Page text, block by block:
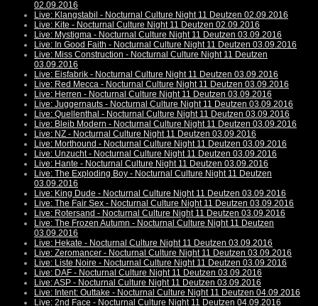
02.09.2016
Live: Klangstabil - Nocturnal Culture Night 11 Deutzen 02.09.2016
Live: Kite - Nocturnal Culture Night 11 Deutzen 02.09.2016
Live: Mystigma - Nocturnal Culture Night 11 Deutzen 03.09.2016
Live: In Good Faith - Nocturnal Culture Night 11 Deutzen 03.09.2016
Live: Miss Construction - Nocturnal Culture Night 11 Deutzen
03.09.2016
Live: Eisfabrik - Nocturnal Culture Night 11 Deutzen 03.09.2016
Live: Red Mecca - Nocturnal Culture Night 11 Deutzen 03.09.2016
Live: Herren - Nocturnal Culture Night 11 Deutzen 03.09.2016
Live: Juggernauts - Nocturnal Culture Night 11 Deutzen 03.09.2016
Live: Quellenthal - Nocturnal Culture Night 11 Deutzen 03.09.2016
Live: Bleib Modern - Nocturnal Culture Night 11 Deutzen 03.09.2016
Live: NZ - Nocturnal Culture Night 11 Deutzen 03.09.2016
Live: Morthound - Nocturnal Culture Night 11 Deutzen 03.09.2016
Live: Unzucht - Nocturnal Culture Night 11 Deutzen 03.09.2016
Live: Hante - Nocturnal Culture Night 11 Deutzen 03.09.2016
Live: The Exploding Boy - Nocturnal Culture Night 11 Deutzen
03.09.2016
Live: King Dude - Nocturnal Culture Night 11 Deutzen 03.09.2016
Live: The Fair Sex - Nocturnal Culture Night 11 Deutzen 03.09.2016
Live: Rotersand - Nocturnal Culture Night 11 Deutzen 03.09.2016
Live: The Frozen Autumn - Nocturnal Culture Night 11 Deutzen
03.09.2016
Live: Hekate - Nocturnal Culture Night 11 Deutzen 03.09.2016
Live: Zeromancer - Nocturnal Culture Night 11 Deutzen 03.09.2016
Live: Liste Noire - Nocturnal Culture Night 11 Deutzen 03.09.2016
Live: DAF - Nocturnal Culture Night 11 Deutzen 03.09.2016
Live: ASP - Nocturnal Culture Night 11 Deutzen 03.09.2016
Live: Intent: Outtake - Nocturnal Culture Night 11 Deutzen 04.09.2016
Live: 2nd Face - Nocturnal Culture Night 11 Deutzen 04.09.2016